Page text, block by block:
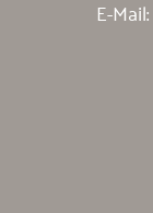
E-Mail: